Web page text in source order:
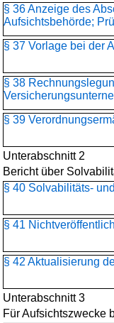
§ 36 Anzeige des
Aufsichtsbehörde;
§ 37 Vorlage bei der
§ 38
§ 39
Unterabschnitt 2
Bericht über
§ 40 Solvabilitäts-
§ 41
§ 42 Aktualisierung
Unterabschnitt 3
Für Aufsichtszwecke